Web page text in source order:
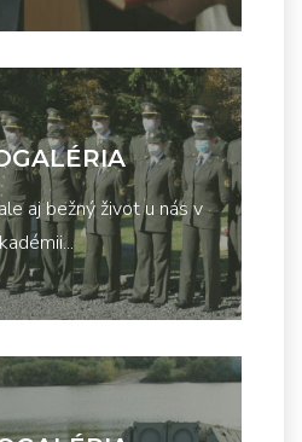
aj bežný život u nás v